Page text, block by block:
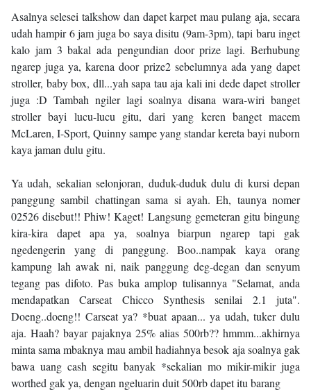
Asalnya selesei talkshow dan dapet karpet mau pulang aja, secara
udah hampir 6 jam juga bo saya disitu (9am-3pm), tapi baru inget
kalo jam 3 bakal ada pengundian door prize lagi. Berhubung
ngarep juga ya, karena door prize2 sebelumnya ada yang dapet
stroller, baby box, dll...yah sapa tau aja kali ini dede dapet stroller
juga :D Tambah ngiler lagi soalnya disana wara-wiri banget
stroller bayi lucu-lucu gitu, dari yang keren banget macem
McLaren, I-Sport, Quinny sampe yang standar kereta bayi nuborn
kaya jaman dulu gitu.
Ya udah, sekalian selonjoran, duduk-duduk dulu di kursi depan
panggung sambil chattingan sama si ayah. Eh, taunya nomer
02526 disebut!! Phiw! Kaget! Langsung gemeteran gitu bingung
kira-kira dapet apa ya, soalnya biarpun ngarep tapi gak
ngedengerin yang di panggung. Boo..nampak kaya orang
kampung lah awak ni, naik panggung deg-degan dan senyum
tegang pas difoto. Pas buka amplop tulisannya "Selamat, anda
mendapatkan Carseat Chicco Synthesis senilai 2.1 juta".
Doeng..doeng!! Carseat ya? *buat apaan... ya udah, tuker dulu
aja. Haah? bayar pajaknya 25% alias 500rb?? hmmm...akhirnya
minta sama mbaknya mau ambil hadiahnya besok aja soalnya gak
bawa uang cash segitu banyak *sekalian mo mikir-mikir juga
worthed gak ya, dengan ngeluarin duit 500rb dapet itu barang